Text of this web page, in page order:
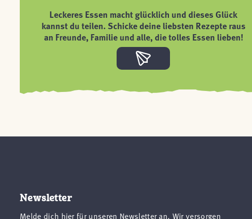
Leckeres Essen macht glücklich und dieses Glück
kannst du teilen. Schicke deine liebsten Rezepte raus
an Freunde, Familie und alle, die tolles Essen lieben!
Newsletter
Melde dich hier für unseren Newsletter an. Wir versorgen